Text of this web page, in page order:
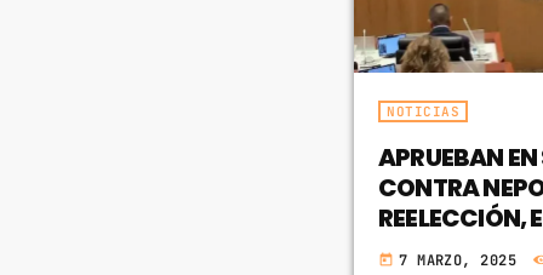
NOTICIAS
APRUEBAN
CONTRA
REELECCIÓN,
today 7 MARZO, 2025